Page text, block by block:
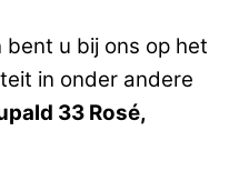
u bij ons op het
in onder andere
33 Rosé,